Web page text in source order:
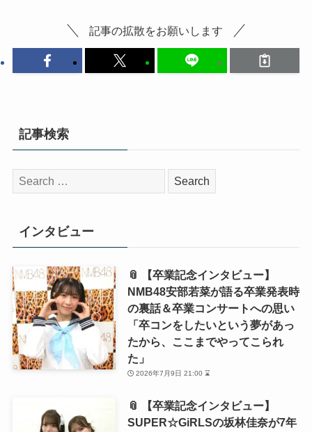
記事の拡散をお願いします
記事検索
検
索:
インタビュー
📎 【卒業記念インタビュー】
NMB48安部若菜が語る卒業発表時
の裏話＆卒業コンサートへの思い
「卒コンをしたいという夢があっ
たから、ここまでやってこられ
た」
2026年7月9日 21:00 ⌛
📎 【卒業記念インタビュー】
SUPER☆GiRLSの坂林佳奈が7年